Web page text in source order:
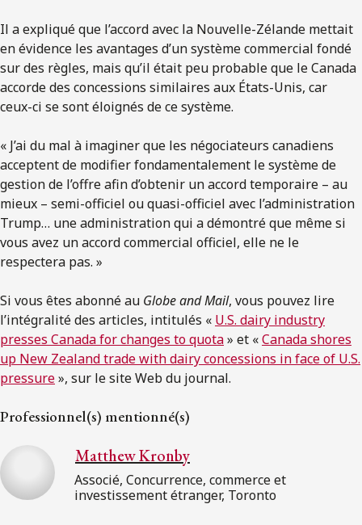
Il a expliqué que l’accord avec la Nouvelle-Zélande mettait
en évidence les avantages d’un système commercial fondé
sur des règles, mais qu’il était peu probable que le Canada
accorde des concessions similaires aux États-Unis, car
ceux-ci se sont éloignés de ce système.
« J’ai du mal à imaginer que les négociateurs canadiens
acceptent de modifier fondamentalement le système de
gestion de l’offre afin d’obtenir un accord temporaire – au
mieux – semi-officiel ou quasi-officiel avec l’administration
Trump… une administration qui a démontré que même si
vous avez un accord commercial officiel, elle ne le
respectera pas. »
Si vous êtes abonné au Globe and Mail, vous pouvez lire
l’intégralité des articles, intitulés « U.S. dairy industry
presses Canada for changes to quota» et «Canada shores
up New Zealand trade with dairy concessions in face of U.S.
pressure», sur le site Web du journal.
Professionnel(s) mentionné(s)
Matthew Kronby
Associé, Concurrence, commerce et
investissement étranger, Toronto